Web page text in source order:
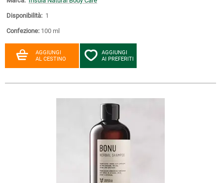
Disponibilità: 1
Confezione: 100 ml
AGGIUNGI
AL CESTINO
AGGIUNGI
AI PREFERITI